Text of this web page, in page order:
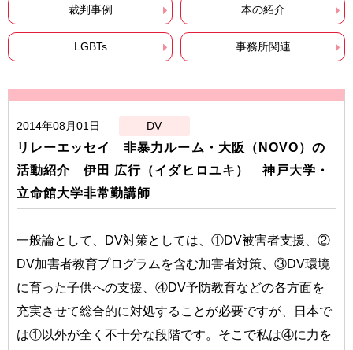
裁判事例 本の紹介
LGBTs 事務所関連
2014年08月01日 DV
リレーエッセイ 非暴力ルーム・大阪（NOVO）の
活動紹介 伊田 広行（イダヒロユキ） 神戸大学・
立命館大学非常勤講師
一般論として、DV対策としては、①DV被害者支援、②
DV加害者教育プログラムを含む加害者対策、③DV環境
に育った子供への支援、④DV予防教育などの各方面を
充実させて総合的に対処することが必要ですが、日本で
は①以外が全く不十分な段階です。そこで私は④に力を